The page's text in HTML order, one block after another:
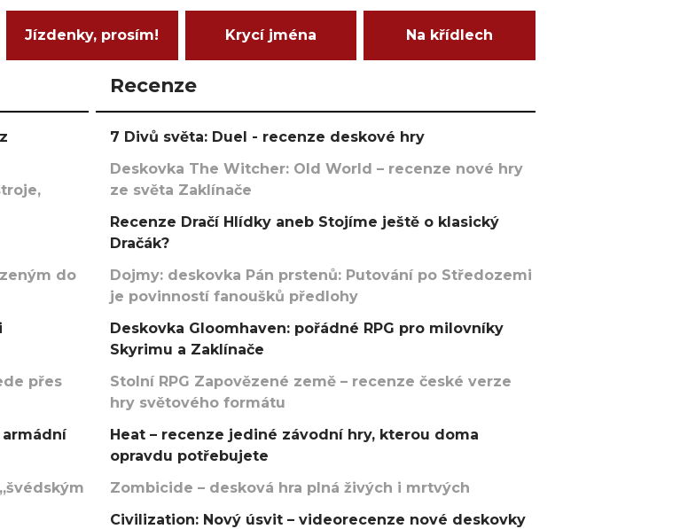
Jízdenky, prosím! Krycí jména Na křídlech
do
přes
Recenze
7 Divů světa: Duel - recenze deskové hry
Deskovka The Witcher: Old World – recenze nové hry
ze světa Zaklínače
Recenze Dračí Hlídky aneb Stojíme ještě o klasický
Dračák?
Dojmy: deskovka Pán prstenů: Putování po Středozemi
je povinností fanoušků předlohy
Deskovka Gloomhaven: pořádné RPG pro milovníky
Skyrimu a Zaklínače
Stolní RPG Zapovězené země – recenze české verze
hry světového formátu
Heat – recenze jediné závodní hry, kterou doma
opravdu potřebujete
Zombicide – desková hra plná živých i mrtvých
Civilization: Nový úsvit – videorecenze nové deskovky